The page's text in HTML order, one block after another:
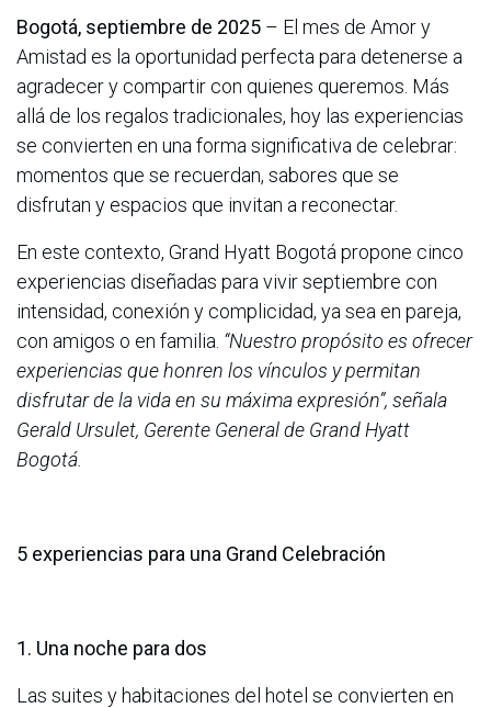
Bogotá, septiembre de 2025 – El mes de Amor y
Amistad es la oportunidad perfecta para detenerse a
agradecer y compartir con quienes queremos. Más
allá de los regalos tradicionales, hoy las experiencias
se convierten en una forma significativa de celebrar:
momentos que se recuerdan, sabores que se
disfrutan y espacios que invitan a reconectar.
En este contexto, Grand Hyatt Bogotá propone cinco
experiencias diseñadas para vivir septiembre con
intensidad, conexión y complicidad, ya sea en pareja,
con amigos o en familia. “Nuestro propósito es ofrecer
experiencias que honren los vínculos y permitan
disfrutar de la vida en su máxima expresión”, señala
Gerald Ursulet, Gerente General de Grand Hyatt
Bogotá.
5 experiencias para una Grand Celebración
1. Una noche para dos
Las suites y habitaciones del hotel se convierten en